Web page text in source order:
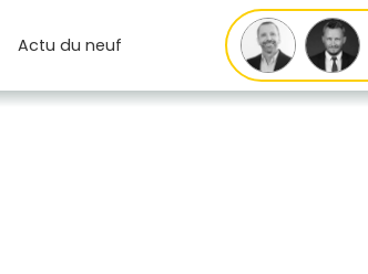
Actudu neuf